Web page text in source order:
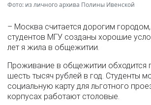
Фото: из личного архива Полины Ивенской
– Москва считается дорогим
студентов МГУ созданы хорошие
лет я жила в общежитии.
Проживание в общежитии обходится
шесть тысяч рублей в год. Студенты
социальную карту для льготного
корпусах работают столовые.